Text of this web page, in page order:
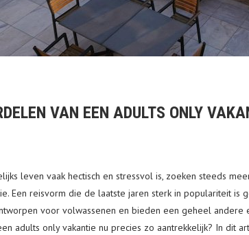
VAN EEN ADULTS ONLY
leven vaak hectisch en stressvol is, zoeken steeds
Een reisvorm die de laatste jaren sterk in populariteit is
voor volwassenen en bieden een geheel
adults only vakantie nu precies zo aantrekkelijk? In dit